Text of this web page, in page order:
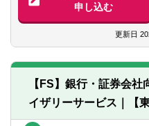
画/経営管
上
■企業変
提案資料
■プロジェ
(スケジュ
約、メン
【具体的
オーナー
ち、主に
支援
▽想定業
■オーナー
ィスの番
申し込む
更新日
【FS】銀行・証券会
イザリーサービス｜【東